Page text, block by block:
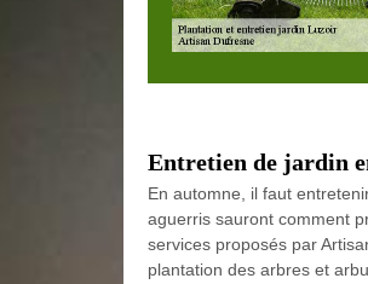
Entretien de jardin
En automne, il faut
aguerris sauront comment
services proposés par
plantation des arbres et